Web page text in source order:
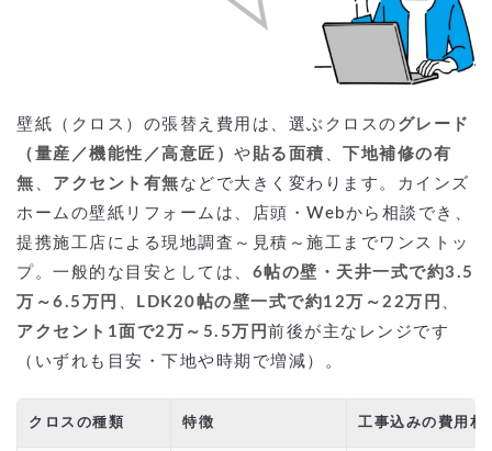
壁紙（クロス）の張替え費用は、選ぶクロスの グレード
（量産／機能性／高意匠） や 貼る面積
下地補修の有
無
アクセント有無 などで大きく変わります。カインズ
ホームの壁紙リフォームは、店頭・Webから相談でき、
提携施工店による現地調査～見積～施工までワンストッ
プ。一般的な目安としては、 6帖の壁・天井一式で約3.5
万～6.5万円
LDK20帖の壁一式で約12万～22万円
アクセント1面で2万～5.5万円 前後が主なレンジです
（いずれも目安・下地や時期で増減）。
クロスの種類 特徴 工事込みの費用相